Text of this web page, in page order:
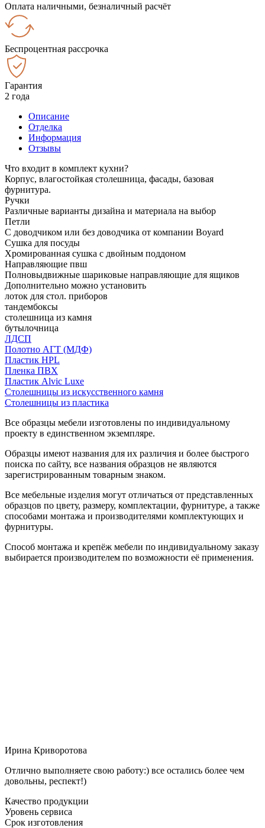
Оплата наличными, безналичный расчёт
Беспроцентная рассрочка
Гарантия
2 года
Описание
Отделка
Информация
Отзывы
Что входит в комплект кухни?
Корпус, влагостойкая столешница, фасады, базовая
фурнитура.
Ручки
Различные варианты дизайна и материала на выбор
Петли
С доводчиком или без доводчика от компании Boyard
Сушка для посуды
Хромированная сушка с двойным поддоном
Направляющие пвш
Полновыдвижные шариковые направляющие для ящиков
Дополнительно можно установить
лоток для стол. приборов
тандембоксы
столешница из камня
бутылочница
ЛДСП
Полотно АГТ (МДФ)
Пластик HPL
Пленка ПВХ
Пластик Alvic Luxe
Столешницы из искусственного камня
Столешницы из пластика
Все образцы мебели изготовлены по индивидуальному
проекту в единственном экземпляре.
Образцы имеют названия для их различия и более быстрого
поиска по сайту, все названия образцов не являются
зарегистрированным товарным знаком.
Все мебельные изделия могут отличаться от представленных
образцов по цвету, размеру, комплектации, фурнитуре, а также
способами монтажа и производителями комплектующих и
фурнитуры.
Способ монтажа и крепёж мебели по индивидуальному заказу
выбирается производителем по возможности её применения.
Ирина Криворотова
Отлично выполняете свою работу:) все остались более чем
довольны, респект!)
Качество продукции
Уровень сервиса
Срок изготовления